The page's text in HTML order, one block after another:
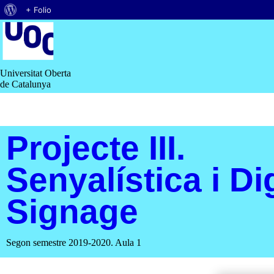
Saltar
al
contingut
Universitat Oberta
de Catalunya
Projecte III.
Senyalística i
Signage
Segon semestre 2019-2020. Aula 1
Quant
WordPress
+ Folio